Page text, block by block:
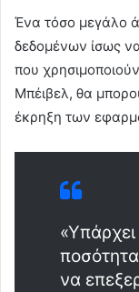
Ένα τόσο μεγάλο
δεδομένων ίσως
που
Μπέιβελ, θα
έκρηξη των
να